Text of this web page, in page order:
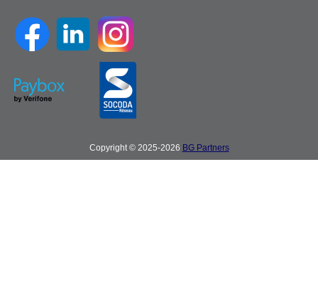
Copyright © 2025-2026 BG Partners